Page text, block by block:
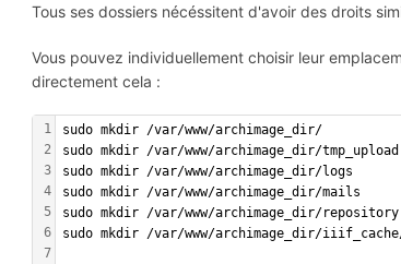
Tous ses dossiers nécéssitent d'avoir des droits
Vous pouvez individuellement choisir leur
directement cela :
1
2
3
4
5
6
7
sudo mkdir /var/www/archimage_dir/
sudo mkdir /var/www/archimage_dir/tmp_upload
sudo mkdir /var/www/archimage_dir/logs
sudo mkdir /var/www/archimage_dir/mails
sudo mkdir /var/www/archimage_dir/repository
sudo mkdir /var/www/archimage_dir/